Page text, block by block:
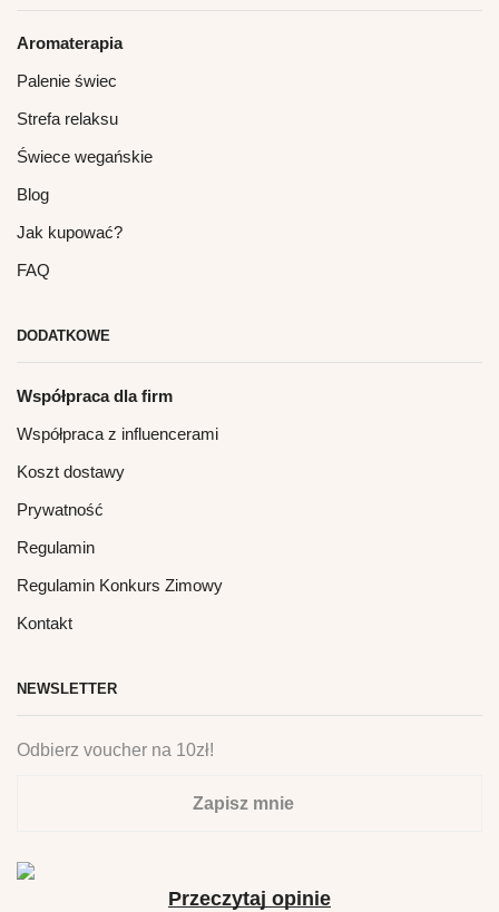
Aromaterapia
Palenie świec
Strefa relaksu
Świece wegańskie
Blog
Jak kupować?
FAQ
DODATKOWE
Współpraca dla firm
Współpraca z influencerami
Koszt dostawy
Prywatność
Regulamin
Regulamin Konkurs Zimowy
Kontakt
NEWSLETTER
Odbierz voucher na 10zł!
Zapisz mnie
Przeczytaj opinie